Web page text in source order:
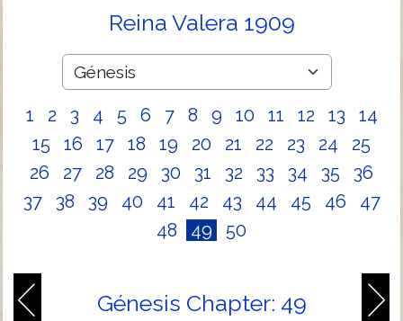
Reina Valera 1909
1 2 3 4 5 6 7 8 9 10 11 12 13
14
15
16 17 18 19 20 21 22 23 24
25
26
27 28 29 30 31 32 33 34 35
36
37
38 39 40 41 42 43 44 45 46
47
48
49 50
Génesis Chapter: 49